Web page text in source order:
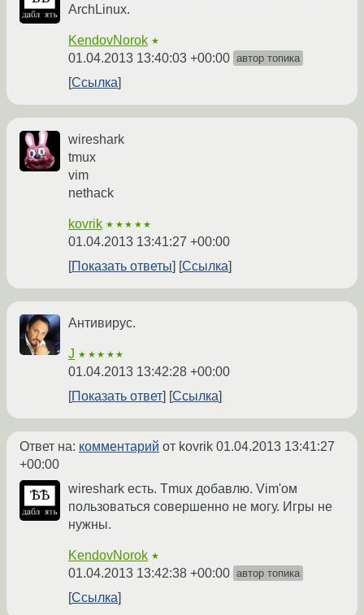
ArchLinux.
KendovNorok ★
01.04.2013 13:40:03 +00:00 автор топика
Ссылка
wireshark
tmux
vim
nethack
kovrik ★★★★★
01.04.2013 13:41:27 +00:00
Показать ответы
Ссылка
Антивирус.
J ★★★★★
01.04.2013 13:42:28 +00:00
Показать ответ
Ссылка
Ответ на: комментарий от kovrik 01.04.2013 13:41:27
+00:00
wireshark есть. Tmux добавлю. Vim'ом
пользоваться совершенно не могу. Игры не
нужны.
KendovNorok ★
01.04.2013 13:42:38 +00:00 автор топика
Ссылка